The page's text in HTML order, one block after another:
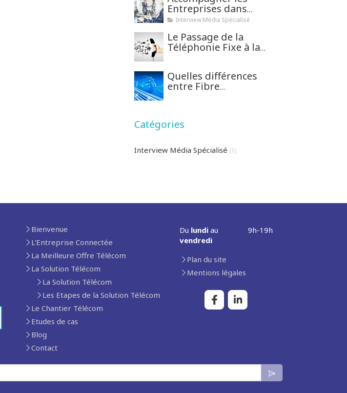
Entreprises dans
l'Optimisation de
Interview Média Spécialisé
Le Passage de la
Téléphonie Fixe à la
Quelles différences
entre Fibre
Catégories
Interview Média Spécialisé (1)
Bienvenue
L'Entreprise Connectée
La Meilleure Offre Télécom
La Solution Télécom
La Solution Télécom
Les Etapes de la Solution Télécom
Le Chantier Télécom
Etudes de cas
Blog
Contact
Du lundiau
vendredi
9h-19h
Plan du site
Mentions légales